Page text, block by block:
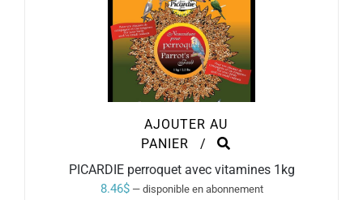
AJOUTER AU
PANIER
/
PICARDIE perroquet avec vitamines 1kg
8.46$ —disponible en abonnement